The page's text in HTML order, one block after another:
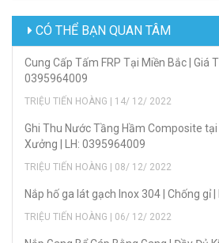
CÓ THỂ BẠN QUAN TÂM
Cung Cấp Tấm FRP Tại Miền Bắc | Giá
0395964009
TRIỆU TIẾN HOÀNG | 14/ 12/ 2022
Ghi Thu Nước Tầng Hầm Composite tại
Xưởng | LH: 0395964009
TRIỆU TIẾN HOÀNG | 08/ 12/ 2022
Nắp hố ga lát gạch Inox 304 | Chống gỉ
TRIỆU TIẾN HOÀNG | 06/ 12/ 2022